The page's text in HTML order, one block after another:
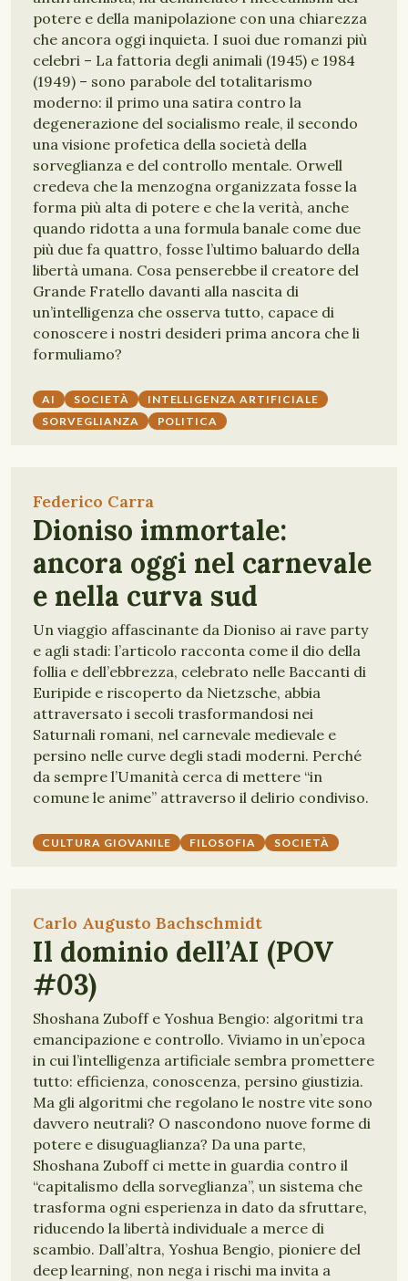
potere e della manipolazione con una chiarezza
che ancora oggi inquieta. I suoi due romanzi più
celebri – La fattoria degli animali (1945) e 1984
(1949) – sono parabole del totalitarismo
moderno: il primo una satira contro la
degenerazione del socialismo reale, il secondo
una visione profetica della società della
sorveglianza e del controllo mentale. Orwell
credeva che la menzogna organizzata fosse la
forma più alta di potere e che la verità, anche
quando ridotta a una formula banale come due
più due fa quattro, fosse l’ultimo baluardo della
libertà umana. Cosa penserebbe il creatore del
Grande Fratello davanti alla nascita di
un’intelligenza che osserva tutto, capace di
conoscere i nostri desideri prima ancora che li
formuliamo?
AI SOCIETÀ
INTELLIGENZA ARTIFICIALE
SORVEGLIANZA
POLITICA
Federico Carra
Dioniso immortale:
ancora oggi nel carnevale
e nella curva sud
Un viaggio affascinante da Dioniso ai rave party
e agli stadi: l’articolo racconta come il dio della
follia e dell’ebbrezza, celebrato nelle Baccanti di
Euripide e riscoperto da Nietzsche, abbia
attraversato i secoli trasformandosi nei
Saturnali romani, nel carnevale medievale e
persino nelle curve degli stadi moderni. Perché
da sempre l’Umanità cerca di mettere “in
comune le anime” attraverso il delirio condiviso.
CULTURA GIOVANILE FILOSOFIA SOCIETÀ
Carlo Augusto Bachschmidt
Il dominio dell’AI (POV
#03)
Shoshana Zuboff e Yoshua Bengio: algoritmi tra
emancipazione e controllo. Viviamo in un’epoca
in cui l’intelligenza artificiale sembra promettere
tutto: efficienza, conoscenza, persino giustizia.
Ma gli algoritmi che regolano le nostre vite sono
davvero neutrali? O nascondono nuove forme di
potere e disuguaglianza? Da una parte,
Shoshana Zuboff ci mette in guardia contro il
“capitalismo della sorveglianza”, un sistema che
trasforma ogni esperienza in dato da sfruttare,
riducendo la libertà individuale a merce di
scambio. Dall’altra, Yoshua Bengio, pioniere del
deep learning, non nega i rischi ma invita a